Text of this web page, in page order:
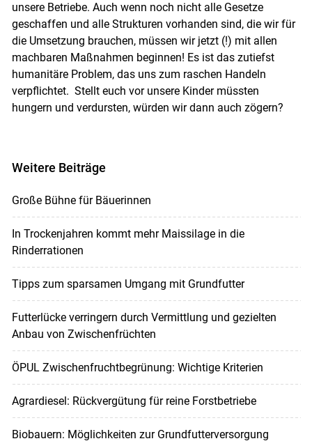
unsere Betriebe. Auch wenn noch nicht alle Gesetze
geschaffen und alle Strukturen vorhanden sind, die wir für
die Umsetzung brauchen, müssen wir jetzt (!) mit allen
machbaren Maßnahmen beginnen! Es ist das zutiefst
humanitäre Problem, das uns zum raschen Handeln
verpflichtet. Stellt euch vor unsere Kinder müssten
hungern und verdursten, würden wir dann auch zögern?
Weitere Beiträge
Große Bühne für Bäuerinnen
In Trockenjahren kommt mehr Maissilage in die
Rinderrationen
Tipps zum sparsamen Umgang mit Grundfutter
Futterlücke verringern durch Vermittlung und gezielten
Anbau von Zwischenfrüchten
ÖPUL Zwischenfruchtbegrünung: Wichtige Kriterien
Agrardiesel: Rückvergütung für reine Forstbetriebe
Biobauern: Möglichkeiten zur Grundfutterversorgung